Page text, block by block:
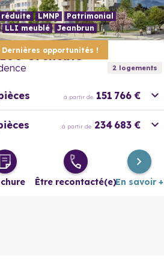
Dernières opportunités !
réduite LMNP
Patrimonial
LLI meublé Jeanbrun
Grenoble
2logements
à partir de 151 766 €
à partir de 234 683 €
Être recontacté(e)En savoir +